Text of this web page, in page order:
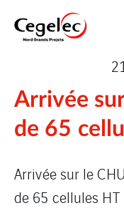
Arrivée
de 65
Arrivée sur le
de 65 cellules